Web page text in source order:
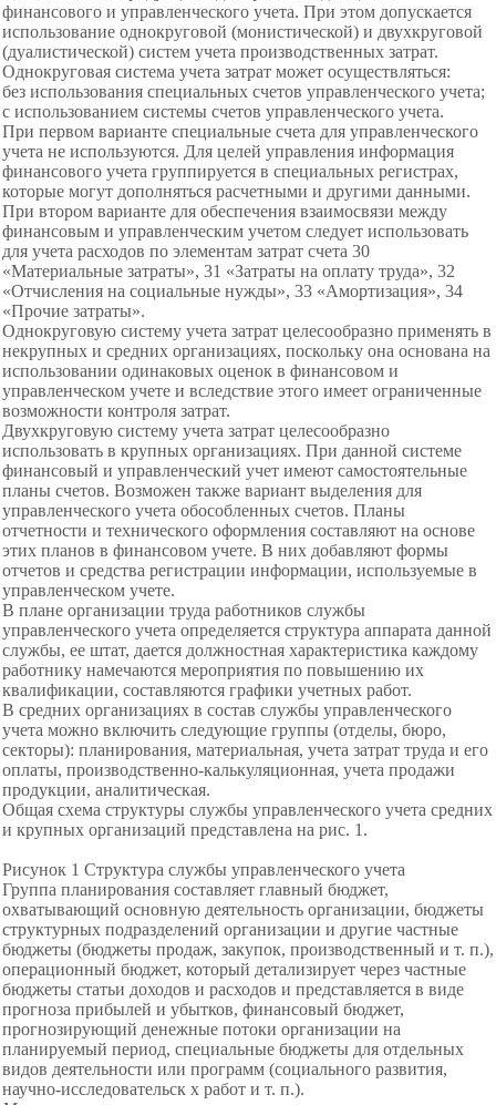
финансового и управленческого учета. При этом допускается
использование однокруговой (монистической) и двухкруговой
(дуалистической) систем учета производственных затрат.
Однокруговая система учета затрат может осуществляться:
без использования специальных счетов управленческого учета;
с использованием системы счетов управленческого учета.
При первом варианте специальные счета для управленческого
учета не используются. Для целей управления информация
финансового учета группируется в специальных регистрах,
которые могут дополняться расчетными и другими данными.
При втором варианте для обеспечения взаимосвязи между
финансовым и управленческим учетом следует использовать
для учета расходов по элементам затрат счета 30
«Материальные затраты», 31 «Затраты на оплату труда», 32
«Отчисления на социальные нужды», 33 «Амортизация», 34
«Прочие затраты».
Однокруговую систему учета затрат целесообразно применять в
некрупных и средних организациях, поскольку она основана на
использовании одинаковых оценок в финансовом и
управленческом учете и вследствие этого имеет ограниченные
возможности контроля затрат.
Двухкруговую систему учета затрат целесообразно
использовать в крупных организациях. При данной системе
финансовый и управленческий учет имеют самостоятельные
планы счетов. Возможен также вариант выделения для
управленческого учета обособленных счетов. Планы
отчетности и технического оформления составляют на основе
этих планов в финансовом учете. В них добавляют формы
отчетов и средства регистрации информации, используемые в
управленческом учете.
В плане организации труда работников службы
управленческого учета определяется структура аппарата данной
службы, ее штат, дается должностная характеристика каждому
работнику намечаются мероприятия по повышению их
квалификации, составляются графики учетных работ.
В средних организациях в состав службы управленческого
учета можно включить следующие группы (отделы, бюро,
секторы): планирования, материальная, учета затрат труда и его
оплаты, производственно-калькуляционная, учета продажи
продукции, аналитическая.
Общая схема структуры службы управленческого учета средних
и крупных организаций представлена на рис. 1.
Рисунок 1 Структура службы управленческого учета
Группа планирования составляет главный бюджет,
охватывающий основную деятельность организации, бюджеты
структурных подразделений организации и другие частные
бюджеты (бюджеты продаж, закупок, производственный и т. п.),
операционный бюджет, который детализирует через частные
бюджеты статьи доходов и расходов и представляется в виде
прогноза прибылей и убытков, финансовый бюджет,
прогнозирующий денежные потоки организации на
планируемый период, специальные бюджеты для отдельных
видов деятельности или программ (социального развития,
научно-исследовательск х работ и т. п.).